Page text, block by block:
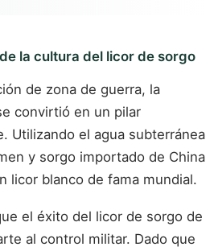
la cultura del licor de sorgo
de zona de guerra, la
convirtió en un pilar
Utilizando el agua subterránea
y sorgo importado de China
licor blanco de fama mundial.
el éxito del licor de sorgo de
al control militar. Dado que